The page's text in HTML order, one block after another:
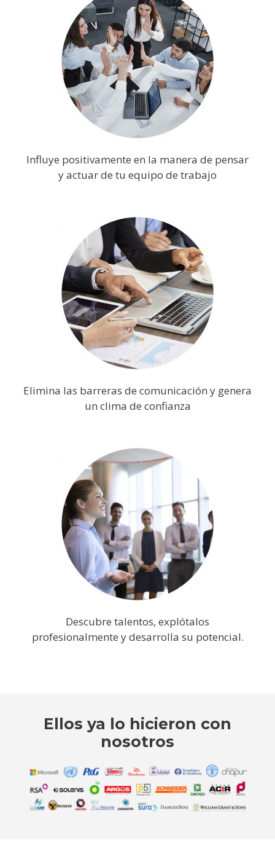
Influye positivamente en la manera de pensar
y actuar de tu equipo de trabajo
Elimina las barreras de comunicación y genera
un clima de confianza
Descubre talentos, explótalos
profesionalmente y desarrolla su potencial.
Ellos ya lo hicieron con
nosotros